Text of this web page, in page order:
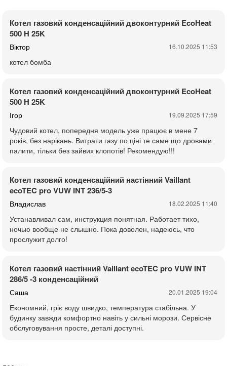
Котел газовий конденсаційний двоконтурний EcoHeat
500 H 25K
Віктор 16.10.2025 11:53
котел бомба
Котел газовий конденсаційний двоконтурний EcoHeat
500 H 25K
Ігор 19.09.2025 17:59
Чудовий котел, попередня модель уже працює в мене 7
років, без нарікань. Витрати газу по ціні те саме що дровами
палити, тільки без зайвих клопотів! Рекомендую!!!
Котел газовий конденсаційний настінний Vaillant
ecoTEC pro VUW INT 236/5-3
Владислав 18.02.2025 11:40
Устанавливал сам, инструкция понятная. Работает тихо,
ночью вообще не слышно. Пока доволен, надеюсь, что
прослужит долго!
Котел газовий настінний Vaillant ecoTEC pro VUW INT
286/5 -3 конденсаційний
Саша 20.01.2025 19:04
Економний, гріє воду швидко, температура стабільна. У
будинку завжди комфортно навіть у сильні морози. Сервісне
обслуговування просте, деталі доступні.